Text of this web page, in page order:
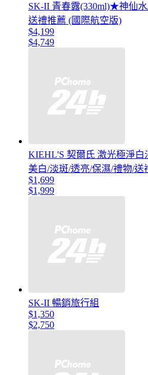
SK-II 青春露(330ml)★神仙
送禮推薦 (國際航空版)
$4,199
$4,749
KIEHL'S 契爾氏 激光極淨
美白/淡斑/透亮/保濕/禮物/送
$1,699
$1,999
SK-II 暢銷旅行組
$1,350
$2,750